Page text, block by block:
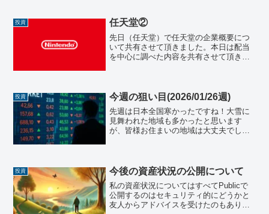
大台を超えました。6月20日が
37,834.25...
投資 任天堂②
先日（任天堂）で任天堂の企業概要につ
いて共有させて頂きました。本日は配当
を中心に調べた内容を共有させて頂きま
よれば、次期配当...
投資 今週の狙い目(2026/01/26週)
先週は日本全国寒かったですね！大雪に
見舞われた地域も多かったと思います
が、皆様お住まいの地域は大丈夫でした
り、前週の終値か...
投資 今後の資産状況の公開について
私の資産状況についてはすべてPublicで
公開するのはセキュリティ的にどうかと
友人からアドバイスを受けたのもあり、